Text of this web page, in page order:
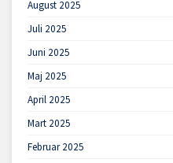
August 2025
Juli 2025
Juni 2025
Maj 2025
April 2025
Mart 2025
Februar 2025